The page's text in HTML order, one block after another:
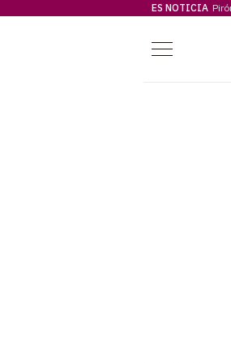
ES NOTICIA
Menú